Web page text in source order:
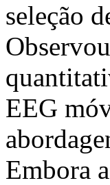
seleção
EEG
Embora